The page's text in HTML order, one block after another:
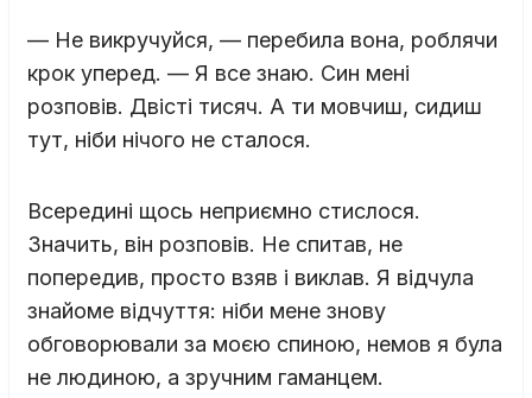
— Не викручуйся, — перебила вона, роблячи
крок уперед. — Я все знаю. Син мені
розповів. Двісті тисяч. А ти мовчиш, сидиш
тут, ніби нічого не сталося.
Всередині щось неприємно стислося.
Значить, він розповів. Не спитав, не
попередив, просто взяв і виклав. Я відчула
знайоме відчуття: ніби мене знову
обговорювали за моєю спиною, немов я була
не людиною, а зручним гаманцем.